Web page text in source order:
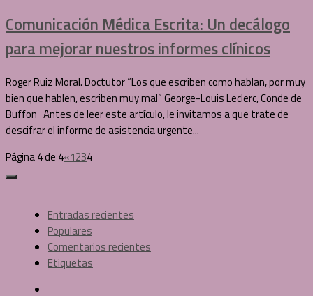
Comunicación Médica Escrita: Un decálogo
para mejorar nuestros informes clínicos
Roger Ruiz Moral. Doctutor “Los que escriben como hablan, por muy
bien que hablen, escriben muy mal” George-Louis Leclerc, Conde de
Buffon Antes de leer este artículo, le invitamos a que trate de
descifrar el informe de asistencia urgente...
Página 4 de 4«1234
Entradas recientes
Populares
Comentarios recientes
Etiquetas